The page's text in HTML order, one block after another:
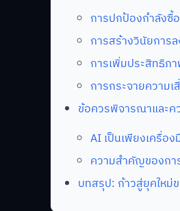
การปกป้องกำลังซื้
การสร้างวินัยการ
การเพิ่มประสิทธิภ
การกระจายความ
ข้อควรพิจารณาและค
AI เป็นเพียงเครื่อ
ความสำคัญของก
บทสรุป: ก้าวสู่ยุคใหม่